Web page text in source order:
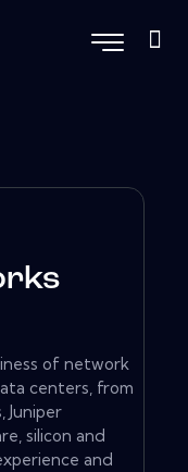
of network
centers, from
Juniper
silicon and
and